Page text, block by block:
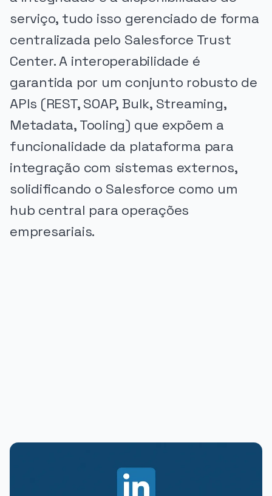
serviço, tudo isso gerenciado de forma
centralizada pelo Salesforce Trust
Center. A interoperabilidade é
garantida por um conjunto robusto de
APIs (REST, SOAP, Bulk, Streaming,
Metadata, Tooling) que expõem a
funcionalidade da plataforma para
integração com sistemas externos,
solidificando o Salesforce como um
hub central para operações
empresariais.